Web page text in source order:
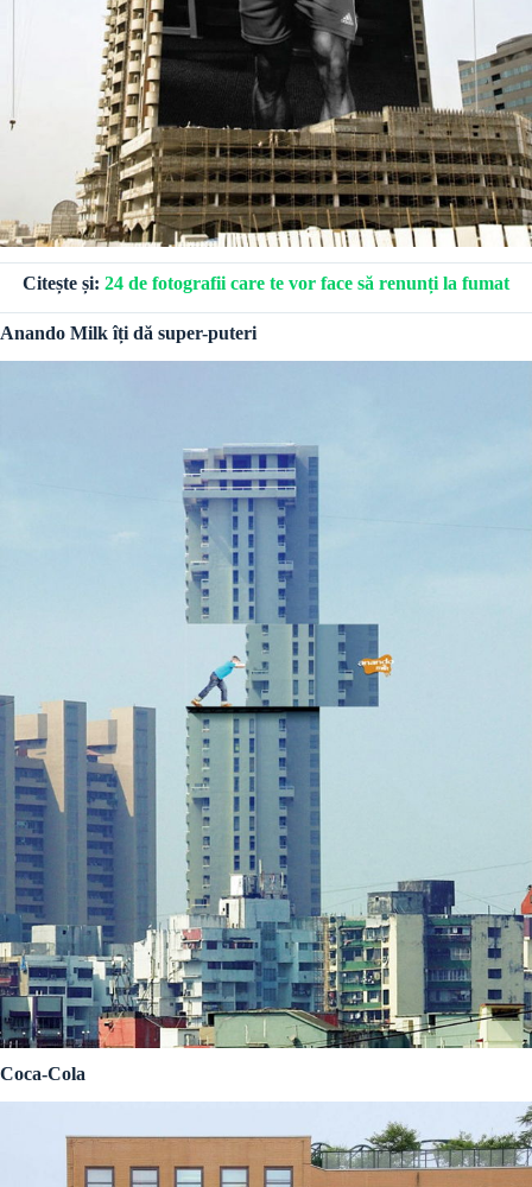
Citește și: 24 de fotografii care te vor face să renunți la fumat
Anando Milk îți dă super-puteri
Coca-Cola